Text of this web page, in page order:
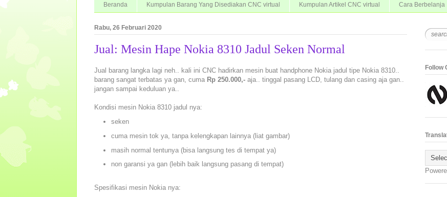
Beranda Kumpulan Barang Yang Disediakan CNC virtual Kumpulan Artikel CNC virtual Cara Berbelanja
Rabu, 26 Februari 2020
Jual: Mesin Hape Nokia 8310 Jadul Seken Normal
Jual barang langka lagi neh.. kali ini CNC hadirkan mesin buat handphone Nokia jadul tipe Nokia 8310..
barang sangat terbatas ya gan, cuma Rp 250.000,- aja.. tinggal pasang LCD, tulang dan casing aja gan..
jangan sampai keduluan ya..
Kondisi mesin Nokia 8310 jadul nya:
seken
cuma mesin tok ya, tanpa kelengkapan lainnya (liat gambar)
masih normal tentunya (bisa langsung tes di tempat ya)
non garansi ya gan (lebih baik langsung pasang di tempat)
Spesifikasi mesin Nokia nya:
Follow